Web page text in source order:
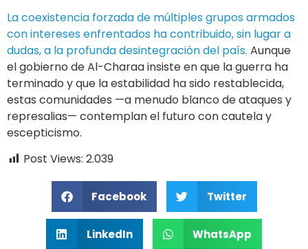
La coexistencia forzada de múltiples grupos armados
con intereses enfrentados ha contribuido, sin lugar a
dudas, a la profunda desintegración del país. Aunque
el gobierno de Al-Charaa insiste en que la guerra ha
terminado y que la estabilidad ha sido restablecida,
estas comunidades —a menudo blanco de ataques y
represalias— contemplan el futuro con cautela y
escepticismo.
Post Views: 2.039
Facebook Twitter
LinkedIn WhatsApp